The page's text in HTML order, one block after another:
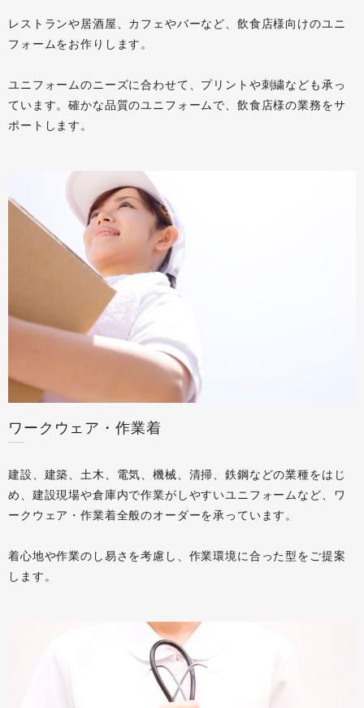
レストランや居酒屋、カフェやバーなど、飲食店様向けのユニ
フォームをお作りします。
ユニフォームのニーズに合わせて、プリントや刺繍なども承っ
ています。確かな品質のユニフォームで、飲食店様の業務をサ
ポートします。
ワークウェア・作業着
建設、建築、土木、電気、機械、清掃、鉄鋼などの業種をはじ
め、建設現場や倉庫内で作業がしやすいユニフォームなど、ワ
ークウェア・作業着全般のオーダーを承っています。
着心地や作業のし易さを考慮し、作業環境に合った型をご提案
します。